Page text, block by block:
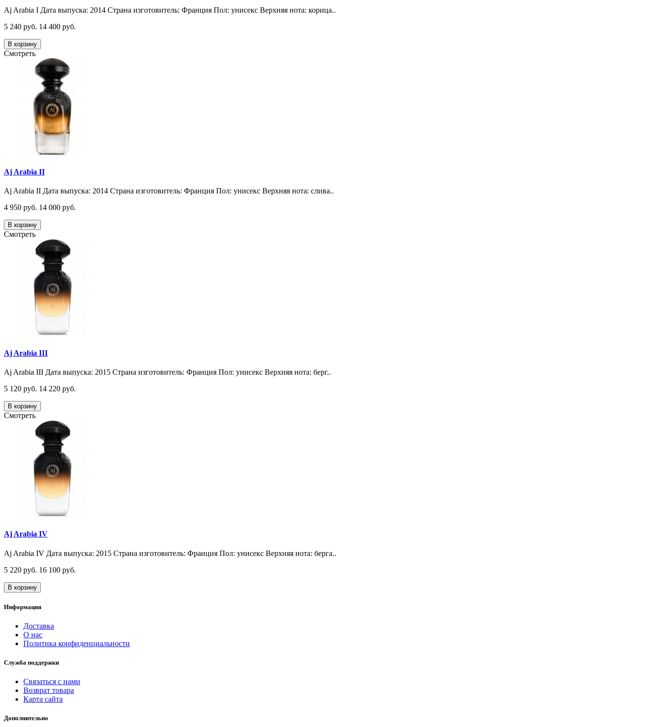
Aj Arabia I Дата выпуска: 2014 Страна изготовитель: Франция Пол: унисекс Верхняя нота: корица..
5 240 руб. 14 400 руб.
В корзину
Смотреть
Aj Arabia II
Aj Arabia II Дата выпуска: 2014 Страна изготовитель: Франция Пол: унисекс Верхняя нота: слива..
4 950 руб. 14 000 руб.
В корзину
Смотреть
Aj Arabia III
Aj Arabia III Дата выпуска: 2015 Страна изготовитель: Франция Пол: унисекс Верхняя нота: берг..
5 120 руб. 14 220 руб.
В корзину
Смотреть
Aj Arabia IV
Aj Arabia IV Дата выпуска: 2015 Страна изготовитель: Франция Пол: унисекс Верхняя нота: берга..
5 220 руб. 16 100 руб.
В корзину
Информация
Доставка
О нас
Политика конфиденциальности
Служба поддержки
Связаться с нами
Возврат товара
Карта сайта
Дополнительно